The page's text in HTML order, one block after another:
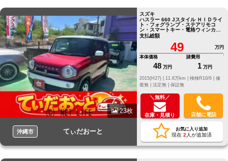
23枚
沖縄市 てぃだおーと
スズキ
ハスラー 660 Jスタイル ＨＩＤライ
ト・フォグランプ・ステアリモコ
ン・スマートキー・電格ウィンカー
ミラー・Sエネチャージ
支払総額
49
万円
本体価格
48 万円
諸費用
1 万円
修
復無 | 法定無 | 保証無
＼無料／
在庫・見積り 店舗に電話
お気に入り追加
現在 2 人が追加済